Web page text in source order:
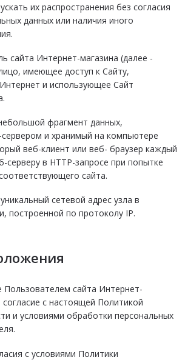
их распространения без согласия
данных или наличия иного
сайта Интернет-магазина (далее -
имеющее доступ к Сайту,
и использующее Сайт
фрагмент данных,
и хранимый на компьютере
веб-клиент или веб- браузер каждый
серверу в HTTP-запросе при попытке
сайта.
сетевой адрес узла в
построенной по протоколу IP.
Пользователем сайта Интернет-
согласие с настоящей Политикой
и условиями обработки персональных
с условиями Политики